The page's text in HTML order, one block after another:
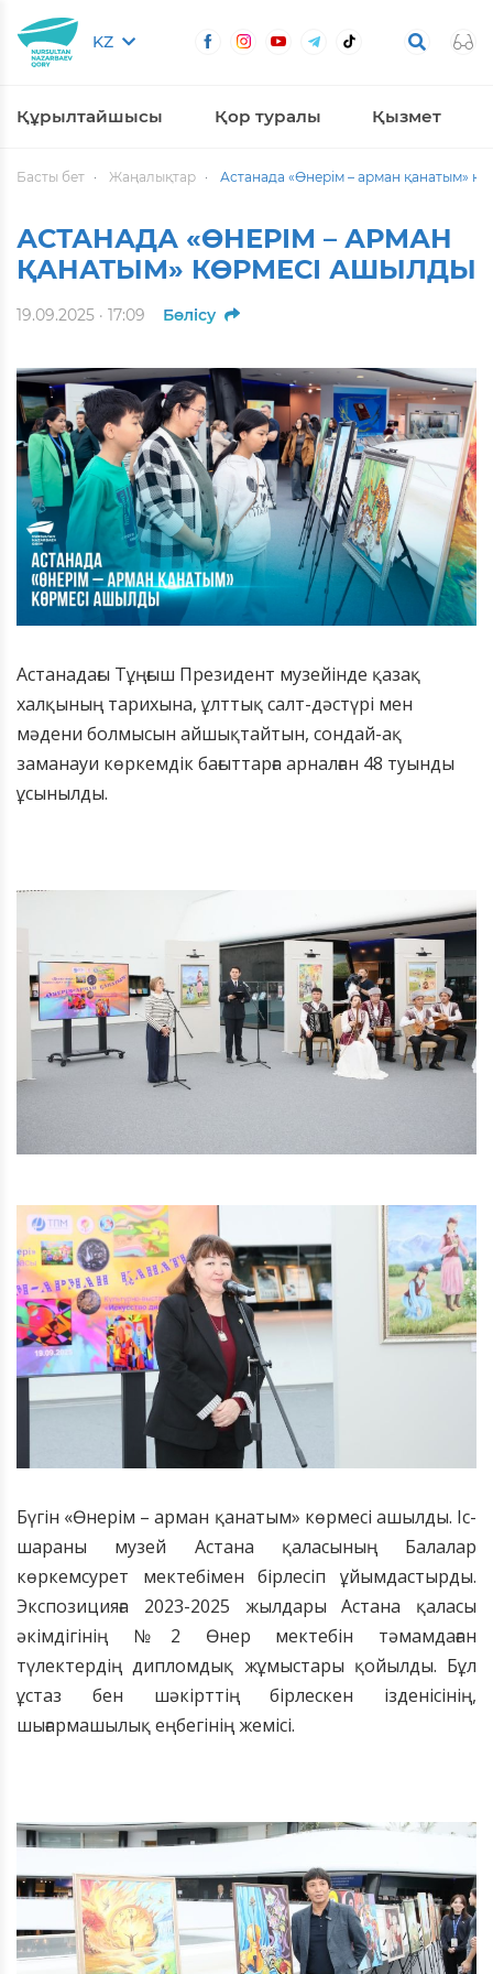
KZ
Құрылтайшысы Қор туралы Қызмет
Басты бет Жаңалықтар Астанада «Өнерім – арман қанатым»
АСТАНАДА «ӨНЕРІМ – АРМАН
ҚАНАТЫМ» КӨРМЕСІ АШЫЛДЫ
19.09.2025 · 17:09 Бөлісу
​Астанадағы Тұңғыш Президент музейінде қазақ
халқының тарихына, ұлттық салт-дәстүрі мен
мәдени болмысын айшықтайтын, сондай-ақ
заманауи көркемдік бағыттарға арналған 48 туынды
ұсынылды.
Бүгін «Өнерім – арман қанатым» көрмесі ашылды. Іс-
шараны музей Астана қаласының Балалар
көркемсурет мектебімен бірлесіп ұйымдастырды.
Экспозицияға 2023-2025 жылдары Астана қаласы
әкімдігінің №2 Өнер мектебін тәмамдаған
түлектердің дипломдық жұмыстары қойылды. Бұл
ұстаз бен шәкірттің бірлескен ізденісінің,
шығармашылық еңбегінің жемісі.